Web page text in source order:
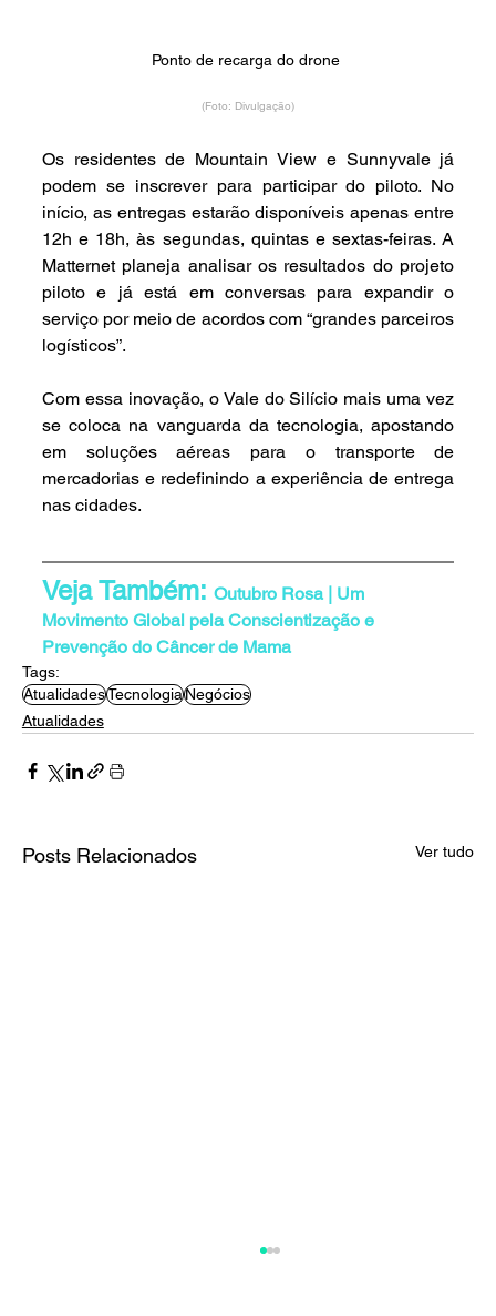
Ponto de recarga do drone
(Foto: Divulgação)
Os residentes de Mountain View e Sunnyvale já
podem se inscrever para participar do piloto. No
início, as entregas estarão disponíveis apenas entre
12h e 18h, às segundas, quintas e sextas-feiras. A
Matternet planeja analisar os resultados do projeto
piloto e já está em conversas para expandir o
serviço por meio de acordos com “grandes parceiros
logísticos”.
Com essa inovação, o Vale do Silício mais uma vez
se coloca na vanguarda da tecnologia, apostando
em soluções aéreas para o transporte de
mercadorias e redefinindo a experiência de entrega
nas cidades.
Veja Também: Outubro Rosa | Um
Movimento Global pela Conscientização e
Prevenção do Câncer de Mama
Tags:
AtualidadesTecnologiaNegócios
Atualidades
Posts Relacionados Ver tudo